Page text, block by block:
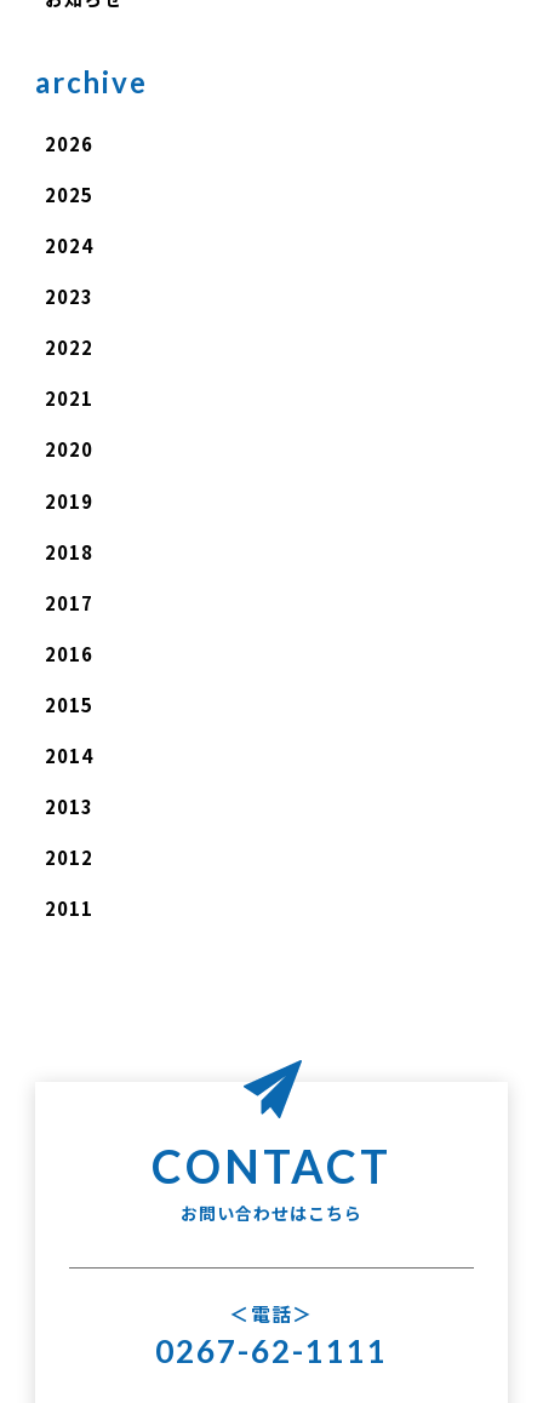
archive
2026
2025
2024
2023
2022
2021
2020
2019
2018
2017
2016
2015
2014
2013
2012
2011
お問い合わせはこちら
電話
0267-62-1111